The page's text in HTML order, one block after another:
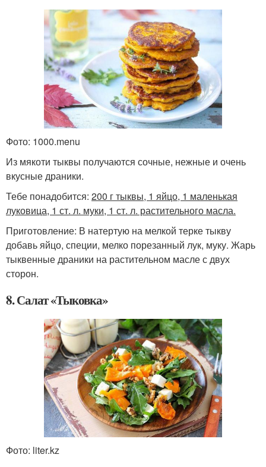
Фото: 1000.menu
Из мякоти тыквы получаются сочные, нежные и очень
вкусные драники.
Тебе понадобится: 200 г тыквы, 1 яйцо, 1 маленькая
луковица, 1 ст. л. муки, 1 ст. л. растительного масла.
Приготовление: В натертую на мелкой терке тыкву
добавь яйцо, специи, мелко порезанный лук, муку. Жарь
тыквенные драники на растительном масле с двух
сторон.
8. Салат «Тыковка»
Фото: liter.kz